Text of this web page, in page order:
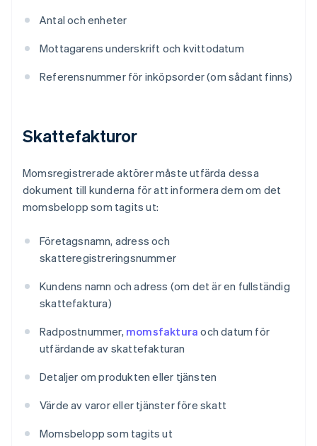
Antal och enheter
Mottagarens underskrift och kvittodatum
Referensnummer för inköpsorder (om sådant finns)
Skattefakturor
Momsregistrerade aktörer måste utfärda dessa
dokument till kunderna för att informera dem om det
momsbelopp som tagits ut:
Företagsnamn, adress och
skatteregistreringsnummer
Kundens namn och adress (om det är en fullständig
skattefaktura)
Radpostnummer, momsfaktura och datum för
utfärdande av skattefakturan
Detaljer om produkten eller tjänsten
Värde av varor eller tjänster före skatt
Momsbelopp som tagits ut